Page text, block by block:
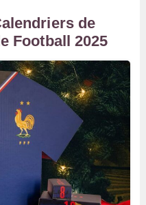
de
Football 2025